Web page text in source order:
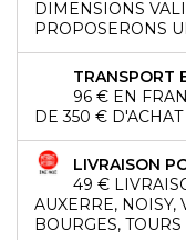
DIMENSIONS
PROPOSERONS
TRANSPORT
96 € EN
DE 350 € D'ACHAT
LIVRAISON
49 €
AUXERRE, NOISY,
BOURGES, TOURS